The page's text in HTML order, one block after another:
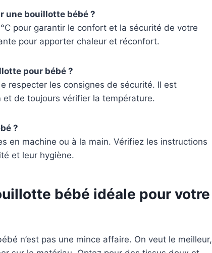
une bouillotte bébé ?
pour garantir le confort et la sécurité de votre
pour apporter chaleur et réconfort.
pour bébé ?
respecter les consignes de sécurité. Il est
et de toujours vérifier la température.
?
en machine ou à la main. Vérifiez les instructions
et leur hygiène.
bébé idéale pour votre
n’est pas une mince affaire. On veut le meilleur,